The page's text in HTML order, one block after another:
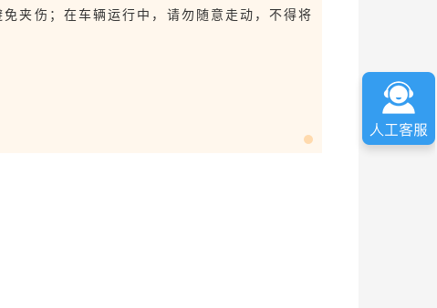
夹伤；在车辆运行中，请勿随意走动，不得将